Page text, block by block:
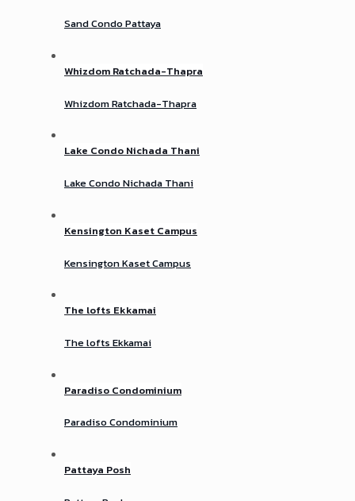
Sand Condo Pattaya
Whizdom Ratchada-Thapra
Whizdom Ratchada-Thapra
Lake Condo Nichada Thani
Lake Condo Nichada Thani
Kensington Kaset Campus
Kensington Kaset Campus
The lofts Ekkamai
The lofts Ekkamai
Paradiso Condominium
Paradiso Condominium
Pattaya Posh